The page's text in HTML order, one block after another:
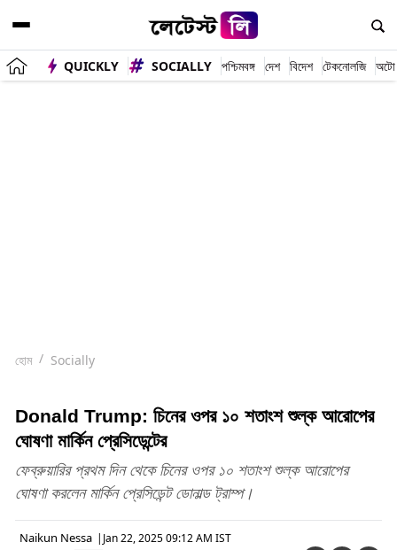
QUICKLY SOCIALLY পশ্চিমবঙ্গ দেশ বিদেশ টেকনোলজি অটো
হোম Socially
Donald Trump: চিনের ওপর ১০ শতাংশ শুল্ক আরোপের
ঘোষণা মার্কিন প্রেসিডেন্টের
ফেব্রুয়ারির প্রথম দিন থেকে চিনের ওপর ১০ শতাংশ শুল্ক আরোপের
ঘোষণা করলেন মার্কিন প্রেসিডেন্ট ডোনাল্ড ট্রাম্প।
Naikun Nessa | Jan 22, 2025 09:12 AM IST